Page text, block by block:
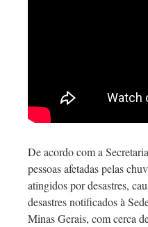
De acordo com a
pessoas afetadas pelas
atingidos por desastres,
desastres notificados à
Minas Gerais, com cerca